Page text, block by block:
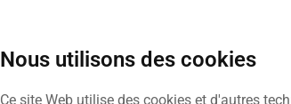
Nous utilisons des cookies
Ce site Web utilise des cookies et d'autres